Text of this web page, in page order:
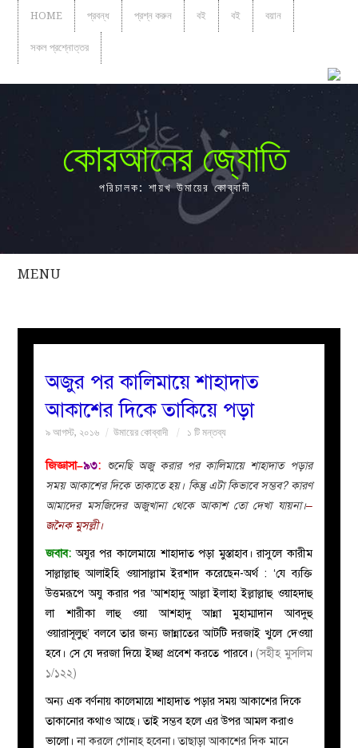
HOME প্রবন্ধ প্রশ্ন করুন বই বই বয়ান
সকল প্রশ্নোত্তর
কোরআনের জ্যোতি
পরিচালক: শায়খ উমায়ের কোব্বাদী
MENU
সকল
নারীদের
ইসলাহী
মজলিস
প্রশ্ন
করুন
অজুর পর কালিমায়ে শাহাদাত
আকাশের দিকে তাকিয়ে পড়া
৯ আগস্ট, ২০১৬ উমায়ের কোব্বাদী ১ টি মন্তব্য
জিজ্ঞাসা–৯৩: শুনেছি অজু করার পর কালিমায়ে শাহাদাত পড়ার
সময় আকাশেরদিকে তাকাতে হয়। কিন্তু এটা কিভাবে সম্ভব? কারণ
আমাদের মসজিদের অজুখানা থেকে আকাশ তো দেখা যায়না।–
জনৈক মুসল্লী।
জবাব:অযুর পর কালেমায়ে শাহাদাত পড়া মুস্তাহাব। রাসুলে কারীম
সাল্লাল্লাহু আলাইহি ওয়াসাল্লাম ইরশাদ করেছেন-অর্থ : ‘যে ব্যক্তি
উত্তমরূপে অযু করার পর ‘আশহাদু আল্লা ইলাহা ইল্লাল্লাহু ওয়াহদাহু
লা শারীকা লাহু ওয়া আশহাদু আন্না মুহাম্মাদান আবদুহু
ওয়ারাসূলুহু’ বলবে তার জন্য জান্নাতের আটটি দরজাই খুলে দেওয়া
হবে। সে যে দরজা দিয়ে ইচ্ছা প্রবেশ করতে পারবে। (সহীহ মুসলিম
১/১২২)
অন্য এক বর্ণনায় কালেমায়ে শাহাদাত পড়ার সময় আকাশের দিকে
তাকানোর কথাও আছে। তাই সম্ভব হলে এর উপর আমল করাও
ভালো। না করলে গোনাহ হবেনা। তাছাড়া আকাশের দিক মানে